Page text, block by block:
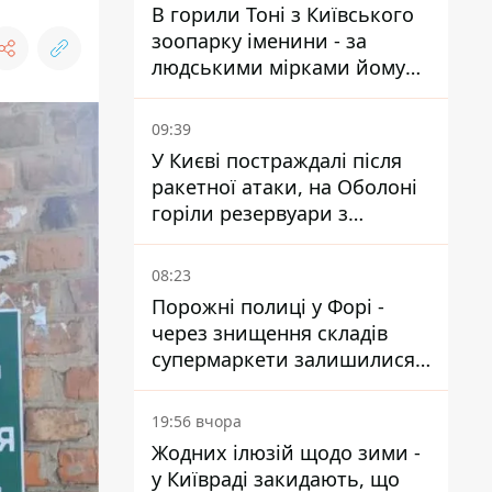
В горили Тоні з Київського
зоопарку іменини - за
людськими мірками йому
вже понад 90 років
09:39
У Києві постраждалі після
ракетної атаки, на Оболоні
горіли резервуари з
паливом
08:23
Порожні полиці у Форі -
через знищення складів
супермаркети залишилися
без асортименту
19:56 вчора
Жодних ілюзій щодо зими -
у Київраді закидають, що